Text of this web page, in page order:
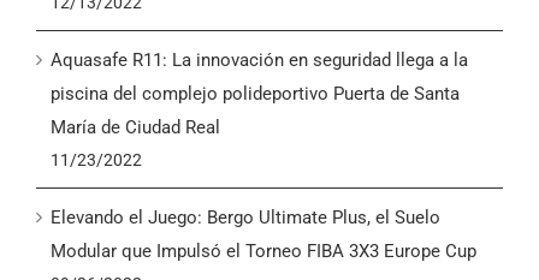
Aquasafe R11: La innovación en seguridad llega a la
piscina del complejo polideportivo Puerta de Santa
María de Ciudad Real
11/23/2022
Elevando el Juego: Bergo Ultimate Plus, el Suelo
Modular que Impulsó el Torneo FIBA 3X3 Europe Cup